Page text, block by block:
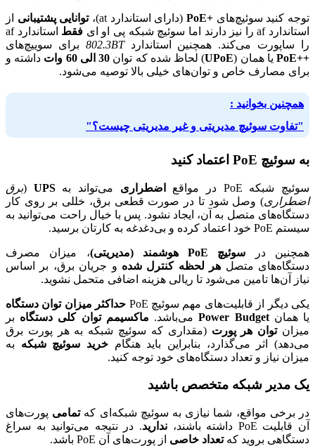
توجه کنید سوئیچ‌های +PoE (دارای استاندارد at)، توانایی پشتیبانی از
استاندارد af را نیز دارند اما سوئیچ شبکه پی او ای
فقط
استاندارد af
را ساپورت می‌کند. همچنین استاندارد802.3BT برای سوییچ‌های
++PoE
یا همان (UPoE) لحاظ شده که توان 30 الی 60 وات
داشته و
برای مصارف خاص و توان‌های خیلی بالا توصیه می‌شود.
همچنین بخوانید :
"تفاوت سوئیچ مدیریتی و غیر مدیریتی چیست؟"
به سوئیچ PoE اعتماد کنید
سوئیچ شبکه PoE در مواقع اضطراری می‌تواند بهUPS
(برق
اضطراری) وصل شود تا در صورت قطعی برق، خللی بر روی کار
دستگاه‌های متصل به آن، ایجاد نشود. پس با خیال راحت می‌توانید به
سیستم PoE خود اعتماد کرده و بی‌دغدغه به کارتان برسید.
همچنین در سوئیچ PoE هوشمند (مدیریتی)
، میزان مصرف
دستگاه‌های متصل هر لحظه کنترل شده و جریان برق، بر اساس
نیاز آن‌ها تامین می‌شود تا ریالی هزینه اضافی متحمل نشوید.
یکی دیگر از قابلیت‌های مهم سوئیچ PoE
حداکثر میزان توان دستگاه
یا همانPower Budgetمی‌باشد. ماکسیمم توان کلی دستگاه بر
میزانتوان هر پورت (مقداری که سوئیچ شبکه به هر پورت برق
می‌دهد) اثر می‌گذارد، بنابراین باید هنگام خرید سوئیچ شبکه به
میزان نیاز و تعداد دستگاه‌های خود توجه کنید.
یک مدیر شبکه متخصص باشید
در برخی مواقع، شما نیازی به سوئیچ شبکه‌ای کهتمامی پورت‌های
آن قابلیت PoE داشته باشند،
ندارید. در نتیجه می‌توانید به سراغ
دستگاهی بروید کهتعداد خاصی از پورت‌های آن ‌PoE باشد.